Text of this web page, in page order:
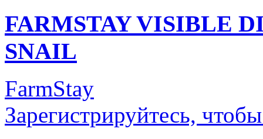
FARMSTAY VISIBLE
SNAIL
FarmStay
Зарегистрируйтесь,